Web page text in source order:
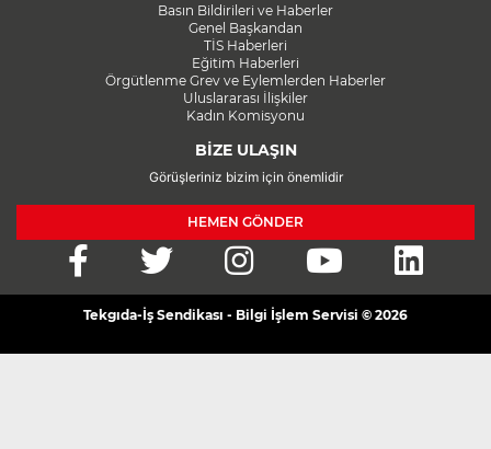
Basın Bildirileri ve Haberler
Genel Başkandan
TİS Haberleri
Eğitim Haberleri
Örgütlenme Grev ve Eylemlerden Haberler
Uluslararası İlişkiler
Kadın Komisyonu
BİZE ULAŞIN
Görüşleriniz bizim için önemlidir
HEMEN GÖNDER
Tekgıda-İş Sendikası - Bilgi İşlem Servisi © 2026